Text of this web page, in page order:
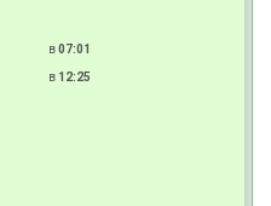
в07:01
в 12:25